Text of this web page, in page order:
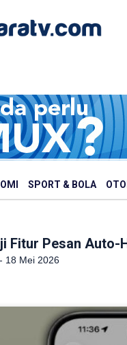
SPORT & BOLA
Fitur Pesan
18 Mei 2026